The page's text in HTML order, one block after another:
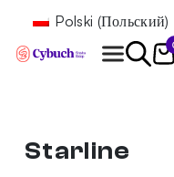
Polski (Польский)
Starline